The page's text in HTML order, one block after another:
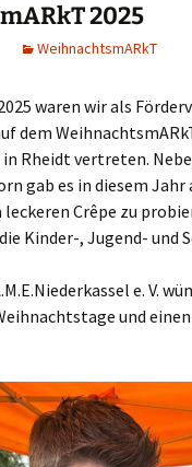
2025
WeihnachtsmARkT
waren wir als
dem
Rheidt vertreten.
gab es in diesem Jahr
Crêpe zu
Kinder-, Jugend- und
e. V.
und